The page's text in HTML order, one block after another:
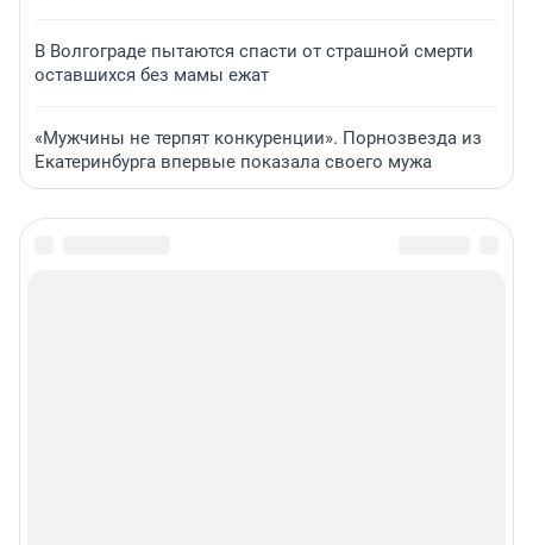
В Волгограде пытаются спасти от страшной смерти
оставшихся без мамы ежат
«Мужчины не терпят конкуренции». Порнозвезда из
Екатеринбурга впервые показала своего мужа